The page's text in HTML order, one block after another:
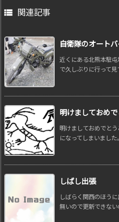
 関連記事
自衛隊のオート
近くにある北熊本駐
で久しぶりに行って見
明けましておめ
明けましておめでと
になってしまいました
しばし出張
しばらく関西のほう
無いので更新できない